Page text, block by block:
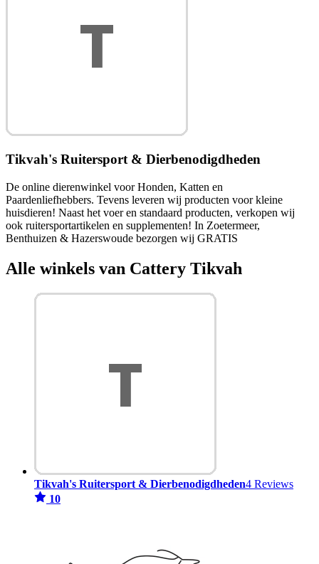
Tikvah's Ruitersport & Dierbenodigdheden
De online dierenwinkel voor Honden, Katten en
Paardenliefhebbers. Tevens leveren wij producten voor kleine
huisdieren! Naast het voer en standaard producten, verkopen wij
ook ruitersportartikelen en supplementen! In Zoetermeer,
Benthuizen & Hazerswoude bezorgen wij GRATIS
Alle winkels van Cattery Tikvah
Tikvah's Ruitersport & Dierbenodigdheden4 Reviews
10